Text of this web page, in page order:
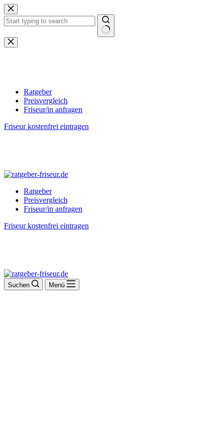
Zum
Inhalt
springen
Keine
Ergebnisse
Ratgeber
Preisvergleich
Friseur/in anfragen
Friseur kostenfrei eintragen
Ratgeber
Preisvergleich
Friseur/in anfragen
Friseur kostenfrei eintragen
Suchen Menü